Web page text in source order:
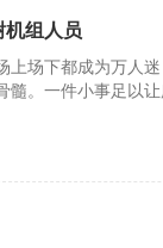
机组人员
上场下都成为万人
。一件小事足以